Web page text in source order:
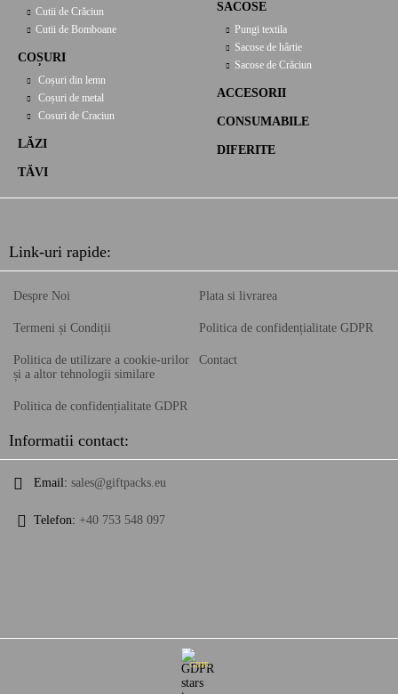
Cutii de Crăciun
Cutii de Bomboane
COȘURI
Coșuri din lemn
Coșuri de metal
Cosuri de Craciun
LĂZI
TĂVI
SACOSE
Pungi textila
Sacose de hârtie
Sacose de Crăciun
ACCESORII
CONSUMABILE
DIFERITE
Link-uri rapide:
Despre Noi
Termeni și Condiții
Politica de utilizare a cookie-urilor
și a altor tehnologii similare
Politica de confidențialitate GDPR
Plata si livrarea
Politica de confidențialitate GDPR
Contact
Informatii contact:
Email: sales@giftpacks.eu
Telefon: +40 753 548 097
GDPR